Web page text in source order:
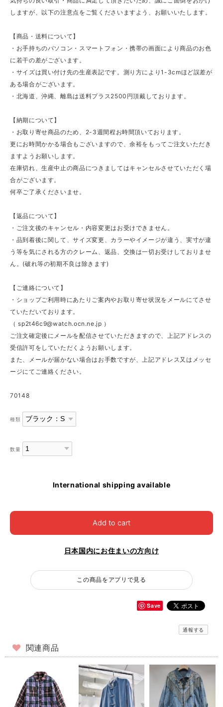
しますが、以下の注意点をご覧くださいますよう、お願いいたします。
【商品・送料について】
・お手持ちのパソコン・スマートフォン・携帯の画面により商品のお色
に若干の差がございます。
・サイズは買い付け先の生産表記です。測り方により1-3cmほど誤差が
ある場合がございます。
・北海道、沖縄、離島は送料プラス2500円頂戴しております。
【納期について】
・お取り寄せ商品のため、2-3週間程お時間頂いております。
更にお時間かかる場合もございますので、余裕をもってご注文いただき
ますようお願いします。
在庫切れ、生産中止の商品につきましてはキャンセルさせていただく場
合がございます。
何卒ご了承くださいませ。
【返品について】
・ご注文後のキャンセル・内容変更はお受けできません。
・品到着後に関して、サイズ変更、カラーやイメージが違う、実寸が違
う等を気にされる方のクレーム、返品、交換は一切お受けしておりませ
ん。(破れ等の初期不良は除きます)
【ご連絡について】
・ショップご利用時にあたりご案内やお取り寄せ状況をメールにてさせ
ていただいております。
（sp2t46c9@watch.ocn.ne.jp ）
ご注文確定後にメールを配信させていただきますので、上記アドレスの
受信許可をしていただくようお願いします。
また、メールが届かない場合はお手数ですが、上記アドレス又はメッセ
ージにてご連絡ください。
70148
種類
数量
International shipping available
Add to cart
日本国内にお住まいの方向け
この商品をアプリで見る
Save
通報する
関連商品